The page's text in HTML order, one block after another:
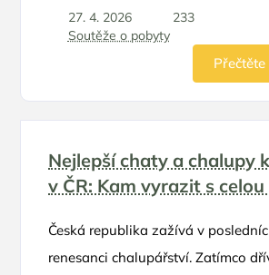
27. 4. 2026
233
Soutěže o pobyty
Přečtěte
Nejlepší chaty a chalupy
v ČR: Kam vyrazit s
Česká republika zažívá v
renesanci chalupářství. Zatímco